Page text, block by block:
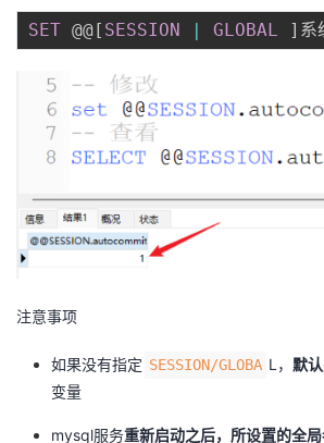
SET @@ [ SESSION GLOBAL ] 系
注意事项
如果没有指定 SESSION/GLOBA L， 默认
变量
mysql服务重新启动之后，所设置的全